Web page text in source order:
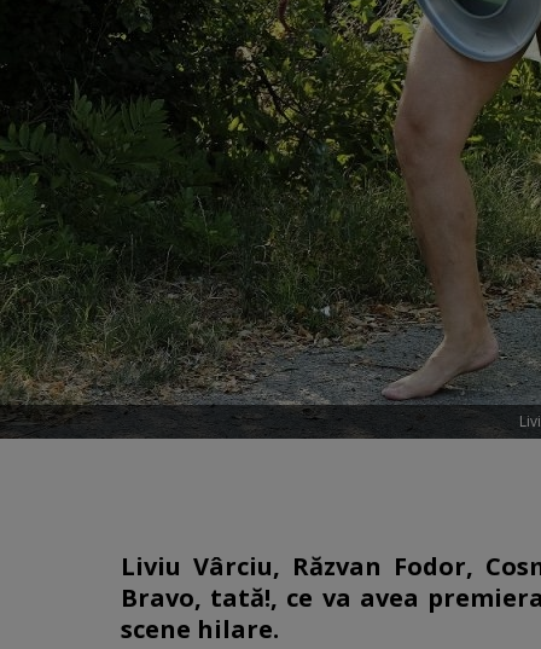
Liviu Vârciu, Răzvan Fodor,
Bravo, tată!, ce va avea
scene hilare.